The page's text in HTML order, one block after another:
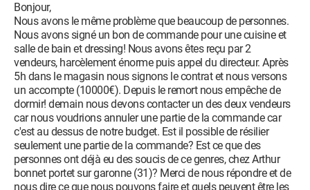
Bonjour,
Nous avons le même problème que beaucoup de personnes.
Nous avons signé un bon de commande pour une cuisine et
salle de bain et dressing! Nous avons êtes reçu par 2
vendeurs, harcèlement énorme puis appel du directeur. Après
5h dans le magasin nous signons le contrat et nous versons
un accompte (10000€). Depuis le remort nous empêche de
dormir! demain nous devons contacter un des deux vendeurs
car nous voudrions annuler une partie de la commande car
c'est au dessus de notre budget. Est il possible de résilier
seulement une partie de la commande? Est ce que des
personnes ont déjà eu des soucis de ce genres, chez Arthur
bonnet portet sur garonne (31)? Merci de nous répondre et de
nous dire ce que nous pouvons faire et quels peuvent être les